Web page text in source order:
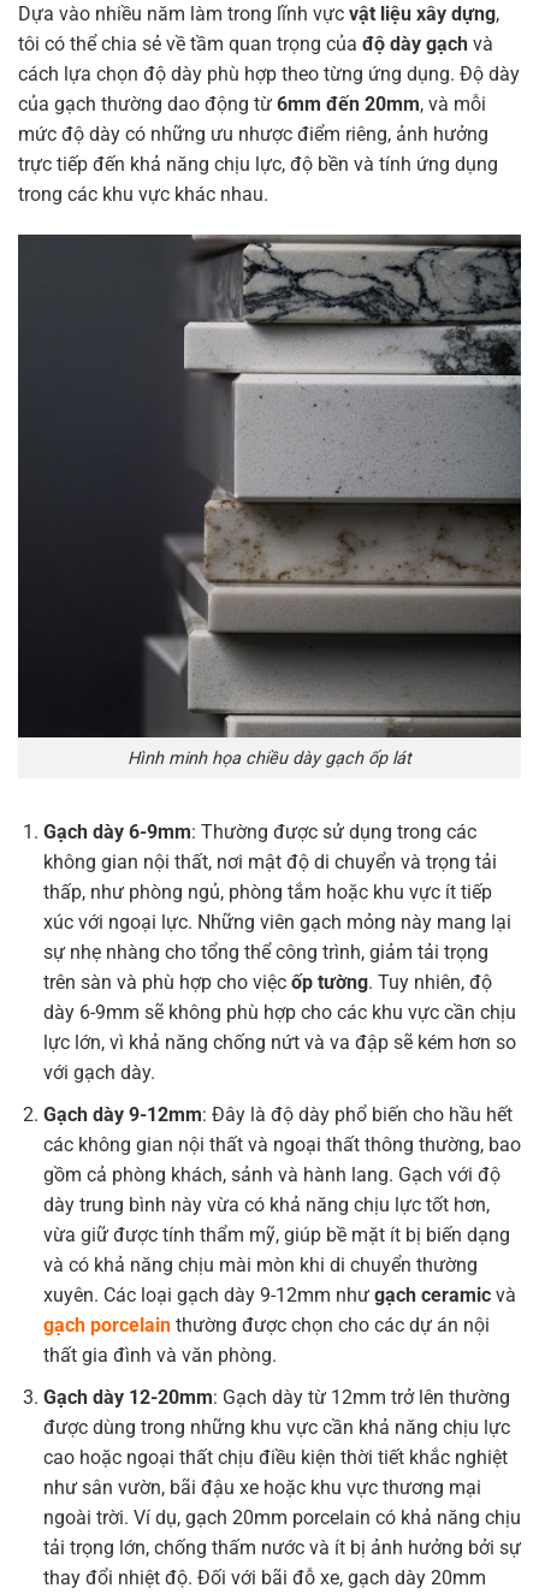
Dựa vào nhiều năm làm trong lĩnh vực vật liệu xây dựng,
tôi có thể chia sẻ về tầm quan trọng của độ dày gạch và
cách lựa chọn độ dày phù hợp theo từng ứng dụng. Độ dày
của gạch thường dao động từ 6mm đến 20mm, và mỗi
mức độ dày có những ưu nhược điểm riêng, ảnh hưởng
trực tiếp đến khả năng chịu lực, độ bền và tính ứng dụng
trong các khu vực khác nhau.
Hình minh họa chiều dày gạch ốp lát
Gạch dày 6-9mm: Thường được sử dụng trong các
không gian nội thất, nơi mật độ di chuyển và trọng tải
thấp, như phòng ngủ, phòng tắm hoặc khu vực ít tiếp
xúc với ngoại lực. Những viên gạch mỏng này mang lại
sự nhẹ nhàng cho tổng thể công trình, giảm tải trọng
trên sàn và phù hợp cho việc ốp tường. Tuy nhiên, độ
dày 6-9mm sẽ không phù hợp cho các khu vực cần chịu
lực lớn, vì khả năng chống nứt và va đập sẽ kém hơn so
với gạch dày.
Gạch dày 9-12mm: Đây là độ dày phổ biến cho hầu hết
các không gian nội thất và ngoại thất thông thường, bao
gồm cả phòng khách, sảnh và hành lang. Gạch với độ
dày trung bình này vừa có khả năng chịu lực tốt hơn,
vừa giữ được tính thẩm mỹ, giúp bề mặt ít bị biến dạng
và có khả năng chịu mài mòn khi di chuyển thường
xuyên. Các loại gạch dày 9-12mm như gạch ceramicvà
gạch porcelainthường được chọn cho các dự án nội
thất gia đình và văn phòng.
Gạch dày 12-20mm: Gạch dày từ 12mm trở lên thường
được dùng trong những khu vực cần khả năng chịu lực
cao hoặc ngoại thất chịu điều kiện thời tiết khắc nghiệt
như sân vườn, bãi đậu xe hoặc khu vực thương mại
ngoài trời. Ví dụ, gạch 20mm porcelain có khả năng chịu
tải trọng lớn, chống thấm nước và ít bị ảnh hưởng bởi sự
thay đổi nhiệt độ. Đối với bãi đỗ xe, gạch dày 20mm